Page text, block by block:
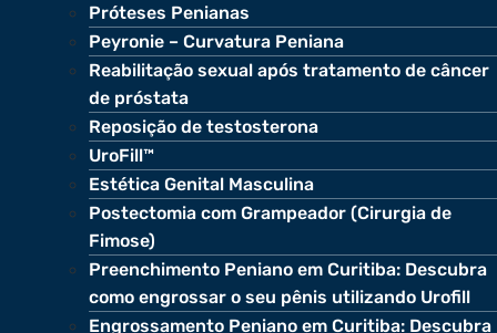
Próteses Penianas
Peyronie – Curvatura Peniana
Reabilitação sexual após tratamento de câncer
de próstata
Reposição de testosterona
UroFill™
Estética Genital Masculina
Postectomia com Grampeador (Cirurgia de
Fimose)
Preenchimento Peniano em Curitiba: Descubra
como engrossar o seu pênis utilizando Urofill
Engrossamento Peniano em Curitiba: Descubra